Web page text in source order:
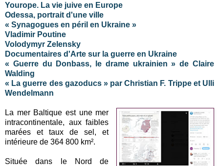
Yourope. La vie juive en Europe
Odessa, portrait d'une ville
« Synagogues en péril en Ukraine »
Vladimir Poutine
Volodymyr Zelensky
Documentaires d'Arte sur la guerre en Ukraine
« Guerre du Donbass, le drame ukrainien » de Claire
Walding
« La guerre des gazoducs » par Christian F. Trippe et Ulli
Wendelmann
La mer Baltique est une mer
intracontinentale, aux faibles
marées et taux de sel, et
intérieure de 364 800 km².
Située dans le Nord de